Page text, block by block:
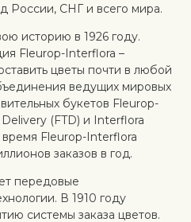
России, СНГ и всего мира.
историю в 1926 году.
Fleurop-Interflora –
цветы почти в любой
ведущих мировых
букетов Fleurop-
(FTD) и Interflora
Fleurop-Interflora
заказов в год.
передовые
В 1910 году
системы заказа цветов.